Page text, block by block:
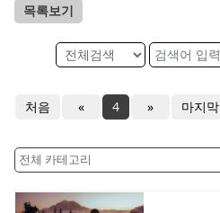
목록보기
처음 « 4 » 마지막